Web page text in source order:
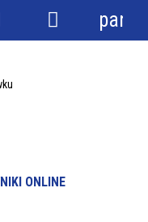
ONLINE
Menu
panel